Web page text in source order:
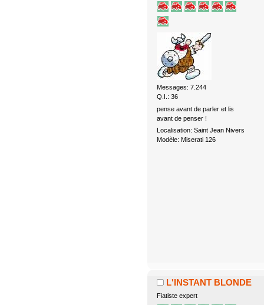
Messages: 7.244
Q.I.: 36
pense avant de parler et lis
avant de penser !
Localisation: Saint Jean Nivers
Modèle: Miserati 126
L'INSTANT BLONDE
Fiatiste expert